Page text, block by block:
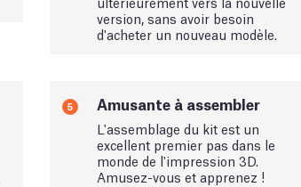
version, sans avoir besoin
d'acheter un nouveau modèle.
5 Amusante à assembler
L'assemblage du kit est un
excellent premier pas dans le
monde de l'impression 3D.
Amusez-vous et apprenez !